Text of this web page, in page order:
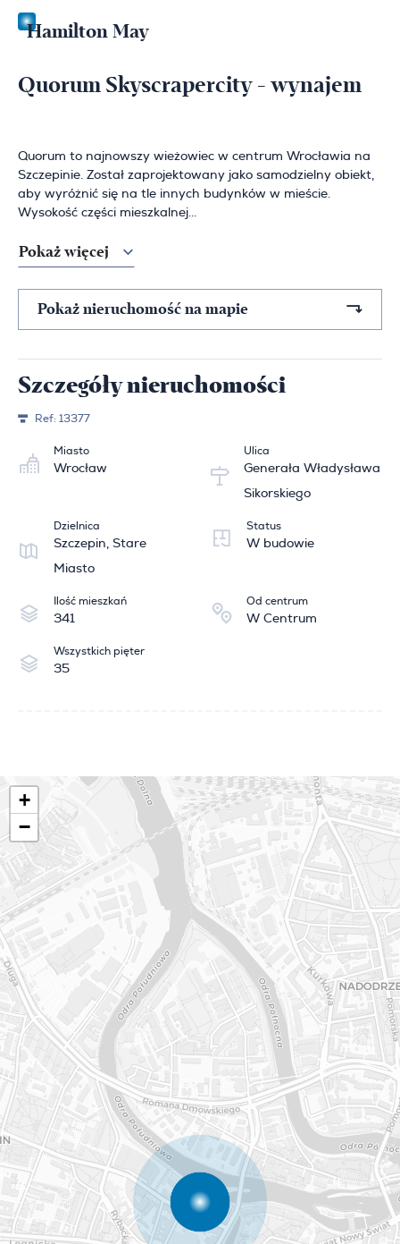
Hamilton May
Quorum Skyscrapercity - wynajem
Quorum to najnowszy wieżowiec w centrum Wrocławia na
Szczepinie. Został zaprojektowany jako samodzielny obiekt,
aby wyróżnić się na tle innych budynków w mieście.
Wysokość części mieszkalnej...
Pokaż więcej
Pokaż nieruchomość na mapie
Szczegóły nieruchomości
Ref: 13377
Miasto
Wrocław
Ulica
Generała Władysława
Sikorskiego
Dzielnica
Szczepin, Stare
Miasto
Status
W budowie
Ilość mieszkań
341
Od centrum
W Centrum
Wszystkich pięter
35
+
−